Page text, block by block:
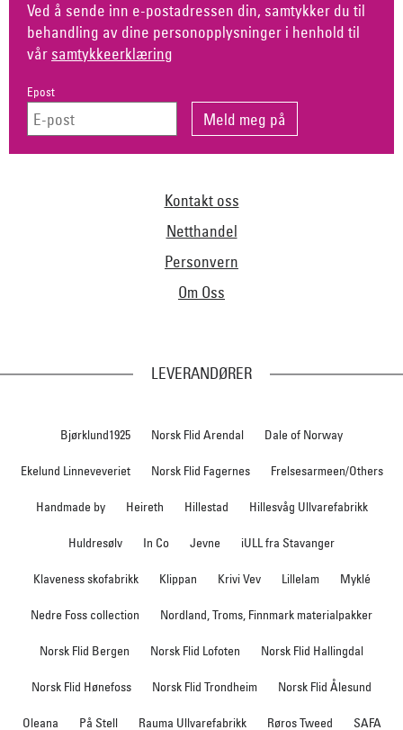
Ved å sende inn e-postadressen din, samtykker du til
behandling av dine personopplysninger i henhold til
vår samtykkeerklæring
Epost
Kontakt oss
Netthandel
Personvern
Om Oss
LEVERANDØRER
Bjørklund1925 Norsk Flid Arendal Dale of Norway
Ekelund Linneveveriet Norsk Flid Fagernes Frelsesarmeen/Others
Handmade by Heireth Hillestad Hillesvåg Ullvarefabrikk
Huldresølv In Co Jevne iULL fra Stavanger
Klaveness skofabrikk Klippan Krivi Vev Lillelam Myklé
Nedre Foss collection Nordland, Troms, Finnmark materialpakker
Norsk Flid Bergen Norsk Flid Lofoten Norsk Flid Hallingdal
Norsk Flid Hønefoss Norsk Flid Trondheim Norsk Flid Ålesund
Oleana På Stell Rauma Ullvarefabrikk Røros Tweed SAFA